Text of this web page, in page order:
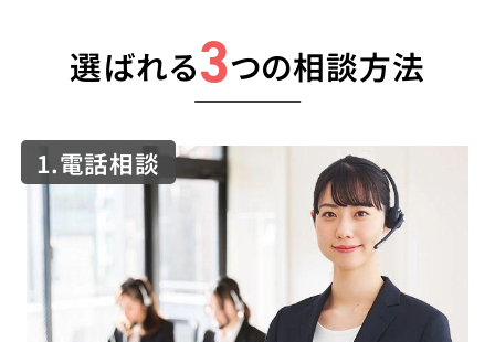
選ばれる3つの相談方法
1.電話相談